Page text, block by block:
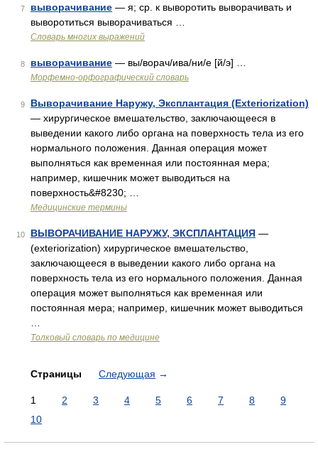
7 выворачивание — я; ср. к выворотить выворачивать и
выворотиться выворачиваться …
Словарь многих выражений
8 выворачивание — вы/ворач/ива/ни/е [й/э] …
Морфемно-орфографический словарь
9
Выворачивание Наружу, Эксплантация (Exteriorization)
— хирургическое вмешательство, заключающееся в
выведении какого либо органа на поверхность тела из его
нормального положения. Данная операция может
выполняться как временная или постоянная мера;
например, кишечник может выводиться на
поверхность&#8230; …
Медицинские термины
10 ВЫВОРАЧИВАНИЕ НАРУЖУ, ЭКСПЛАНТАЦИЯ —
(exteriorization) хирургическое вмешательство,
заключающееся в выведении какого либо органа на
поверхность тела из его нормального положения. Данная
операция может выполняться как временная или
постоянная мера; например, кишечник может выводиться
Толковый словарь по медицине
Страницы Следующая →
1 2 3 4 5 6 7 8
9
10